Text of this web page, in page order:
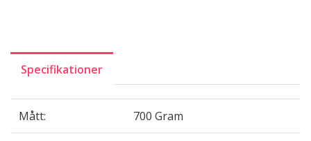
Specifikationer
Mått: 700 Gram